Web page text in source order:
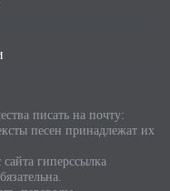
писать на почту:
песен принадлежат их
гиперссылка